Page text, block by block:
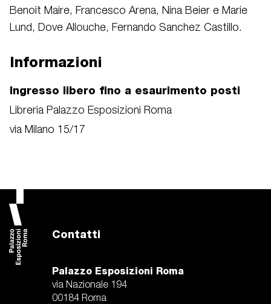
Benoit Maire, Francesco Arena, Nina Beier e Marie
Lund, Dove Allouche, Fernando Sanchez Castillo.
Informazioni
Ingresso libero fino a esaurimento posti
Libreria Palazzo Esposizioni Roma
via Milano 15/17
Contatti
Palazzo Esposizioni Roma
via Nazionale 194
00184 Roma